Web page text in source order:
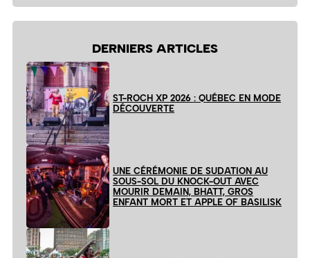
DERNIERS ARTICLES
ST-ROCH XP 2026 : QUÉBEC EN MODE
DÉCOUVERTE
UNE CÉRÉMONIE DE SUDATION AU
SOUS-SOL DU KNOCK-OUT AVEC
MOURIR DEMAIN, BHATT, GROS
ENFANT MORT ET APPLE OF BASILISK